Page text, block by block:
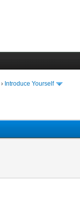
› Introduce Yourself